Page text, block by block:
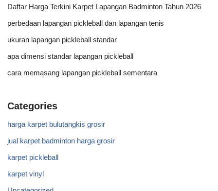
Daftar Harga Terkini Karpet Lapangan Badminton Tahun 2026
perbedaan lapangan pickleball dan lapangan tenis
ukuran lapangan pickleball standar
apa dimensi standar lapangan pickleball
cara memasang lapangan pickleball sementara
Categories
harga karpet bulutangkis grosir
jual karpet badminton harga grosir
karpet pickleball
karpet vinyl